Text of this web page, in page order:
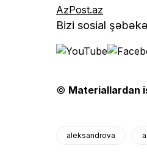
AzPost.az
Bizi sosial
© Materiallardan
aleksandrova